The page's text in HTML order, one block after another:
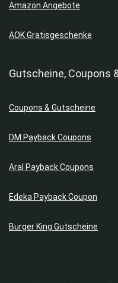
Amazon Angebote
AOK Gratisgeschenke
Gutscheine, Coupons
Coupons & Gutscheine
DM Payback Coupons
Aral Payback Coupons
Edeka Payback Coupon
Burger King Gutscheine